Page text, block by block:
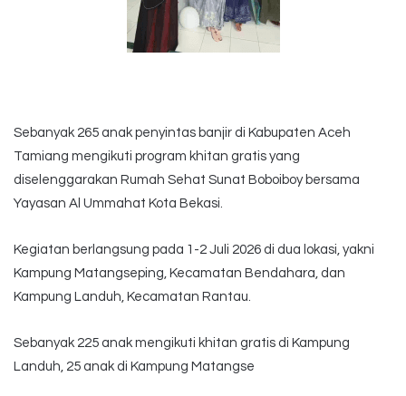
Sebanyak 265 anak penyintas banjir di Kabupaten Aceh
Tamiang mengikuti program khitan gratis yang
diselenggarakan Rumah Sehat Sunat Boboiboy bersama
Yayasan Al Ummahat Kota Bekasi.
Kegiatan berlangsung pada 1-2 Juli 2026 di dua lokasi, yakni
Kampung Matangseping, Kecamatan Bendahara, dan
Kampung Landuh, Kecamatan Rantau.
Sebanyak 225 anak mengikuti khitan gratis di Kampung
Landuh, 25 anak di Kampung Matangse